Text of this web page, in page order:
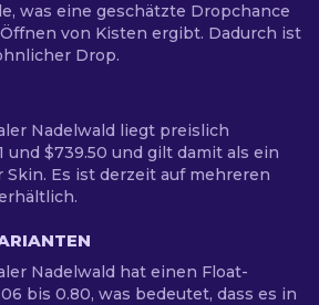
was eine geschätzte Dropchance
von Kisten ergibt. Dadurch ist
Drop.
Nadelwald liegt preislich
und $739.50 und gilt damit als ein
Es ist derzeit auf mehreren
Nadelwald hat einen Float-
bis 0.80, was bedeutet, dass es in